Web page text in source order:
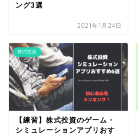
ング3選
2021年1月24日
株式投資
【練習】株式投資のゲーム・
シミュレーションアプリおす